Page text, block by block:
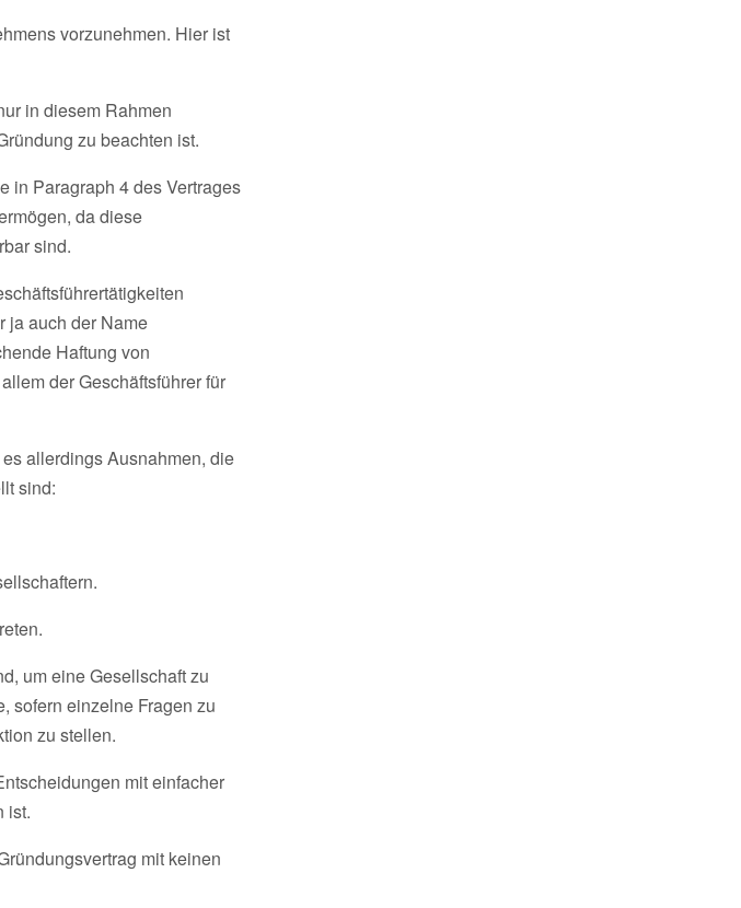
vorzunehmen. Hier ist
in diesem Rahmen
zu beachten ist.
in Paragraph 4 des Vertrages
da diese
sind.
ja auch der Name
Haftung von
der Geschäftsführer für
allerdings Ausnahmen, die
sind:
um eine Gesellschaft zu
sofern einzelne Fragen zu
zu stellen.
mit einfacher
ist.
mit keinen